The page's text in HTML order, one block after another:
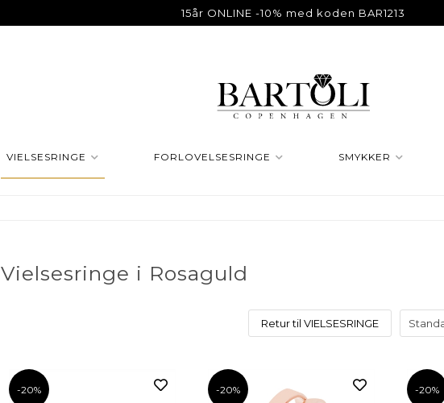
15år ONLINE -10% med koden BAR1213
VIELSESRINGE FORLOVELSESRINGE SMYKKER
Vielsesringe i Rosaguld
Retur til VIELSESRINGE
-20% -20% -20%